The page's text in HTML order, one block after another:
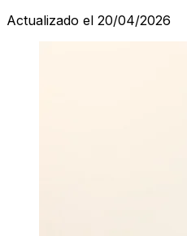
Actualizado el 20/04/2026